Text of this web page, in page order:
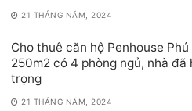
21 THÁNG NĂM, 2024
Cho thuê căn hộ Penhouse
250m2 có 4 phòng ngủ, nhà
trọng
21 THÁNG NĂM, 2024